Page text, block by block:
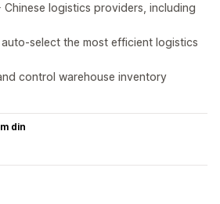
Chinese logistics providers, including
select the most efficient logistics
control warehouse inventory
din